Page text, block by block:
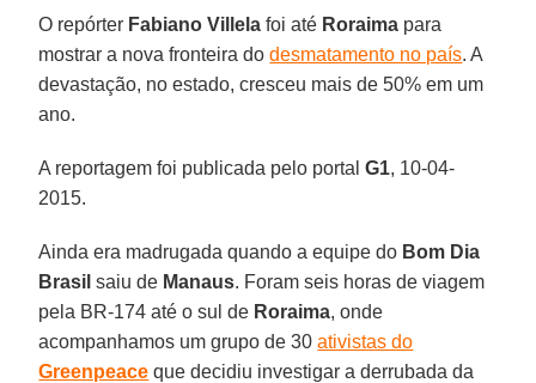
O repórter Fabiano Villela foi até Roraima para
mostrar a nova fronteira dodesmatamento no país. A
devastação, no estado, cresceu mais de 50% em um
ano.
A reportagem foi publicada pelo portalG1, 10-04-
2015.
Ainda era madrugada quando a equipe do Bom Dia
Brasil saiu de Manaus. Foram seis horas de viagem
pela BR-174 até o sul de Roraima, onde
acompanhamos um grupo de 30ativistas do
Greenpeace que decidiu investigar a derrubada da